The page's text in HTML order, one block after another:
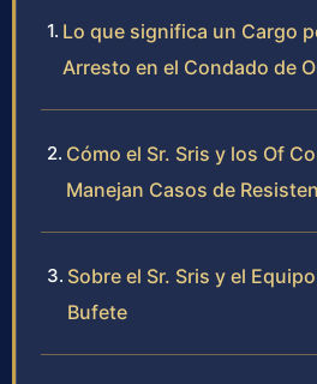
Lo que significa un Cargo
Arresto en el Condado de
Cómo el Sr. Sris y los Of
Manejan Casos de
Sobre el Sr. Sris y el
Bufete